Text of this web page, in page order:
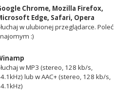
Chrome, Mozilla Firefox,
Edge, Safari, Opera
w ulubionej przeglądarce. Poleć
:)
w MP3 (stereo, 128 kb/s,
lub w AAC+ (stereo, 128 kb/s,